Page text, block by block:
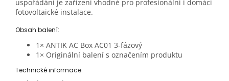
uspořádání je zařízení vhodné pro profesionální i domácí
fotovoltaické instalace.
Obsah balení:
1× ANTIK AC Box AC01 3-fázový
1× Originální balení s označením produktu
Technické informace: